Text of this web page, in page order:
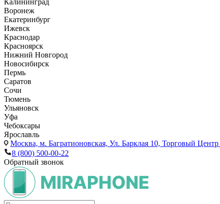
Калининград
Воронеж
Екатеринбург
Ижевск
Краснодар
Красноярск
Нижний Новгород
Новосибирск
Пермь
Саратов
Сочи
Тюмень
Ульяновск
Уфа
Чебоксары
Ярославль
Москва, м. Багратионовская, Ул. Барклая 10, Торговый
8 (800) 500-00-22
Обратный звонок